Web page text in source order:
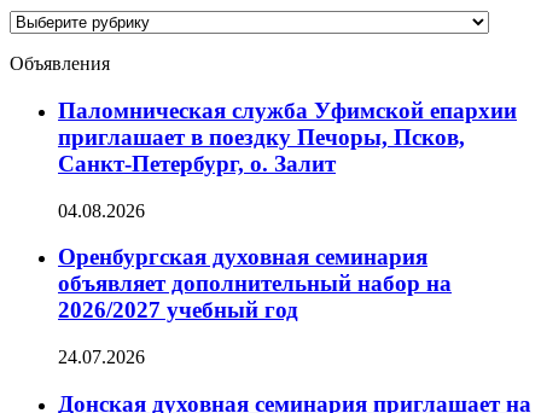
Категории
Объявления
Паломническая служба Уфимской епархии
приглашает в поездку Печоры, Псков,
Санкт-Петербург, о. Залит
04.08.2026
Оренбургская духовная семинария
объявляет дополнительный набор на
2026/2027 учебный год
24.07.2026
Донская духовная семинария приглашает на